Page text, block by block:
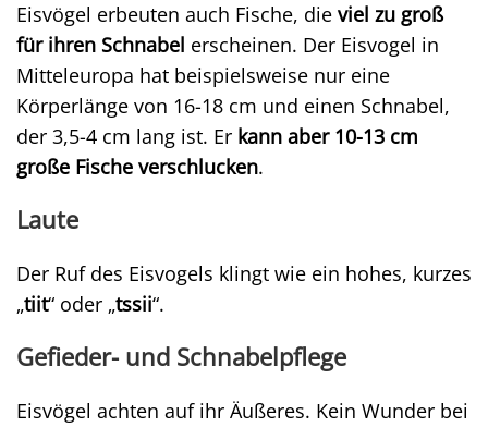
Eisvögel erbeuten auch Fische, die viel zu groß
für ihren Schnabel erscheinen. Der Eisvogel in
Mitteleuropa hat beispielsweise nur eine
Körperlänge von 16-18 cm und einen Schnabel,
der 3,5-4 cm lang ist. Er kann aber 10-13 cm
große Fische verschlucken.
Laute
Der Ruf des Eisvogels klingt wie ein hohes, kurzes
„tiit“ oder „tssii“.
Gefieder- und Schnabelpflege
Eisvögel achten auf ihr Äußeres. Kein Wunder bei